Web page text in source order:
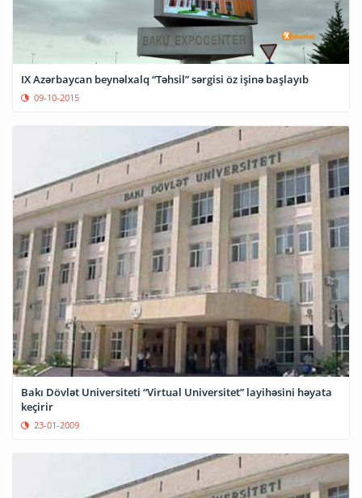
IX Azərbaycan beynəlxalq “Təhsil” sərgisi öz işinə başlayıb
09-10-2015
Bakı Dövlət Universiteti “Virtual Universitet” layihəsini həyata
keçirir
23-01-2009